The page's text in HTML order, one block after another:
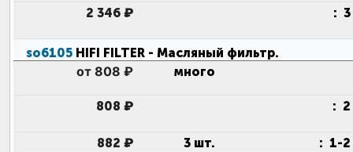
2 346 ₽
:
so6105 HIFI FILTER - Масляный фильтр.
от 808 ₽ много
808 ₽ :
882 ₽ 3 шт. : 1-